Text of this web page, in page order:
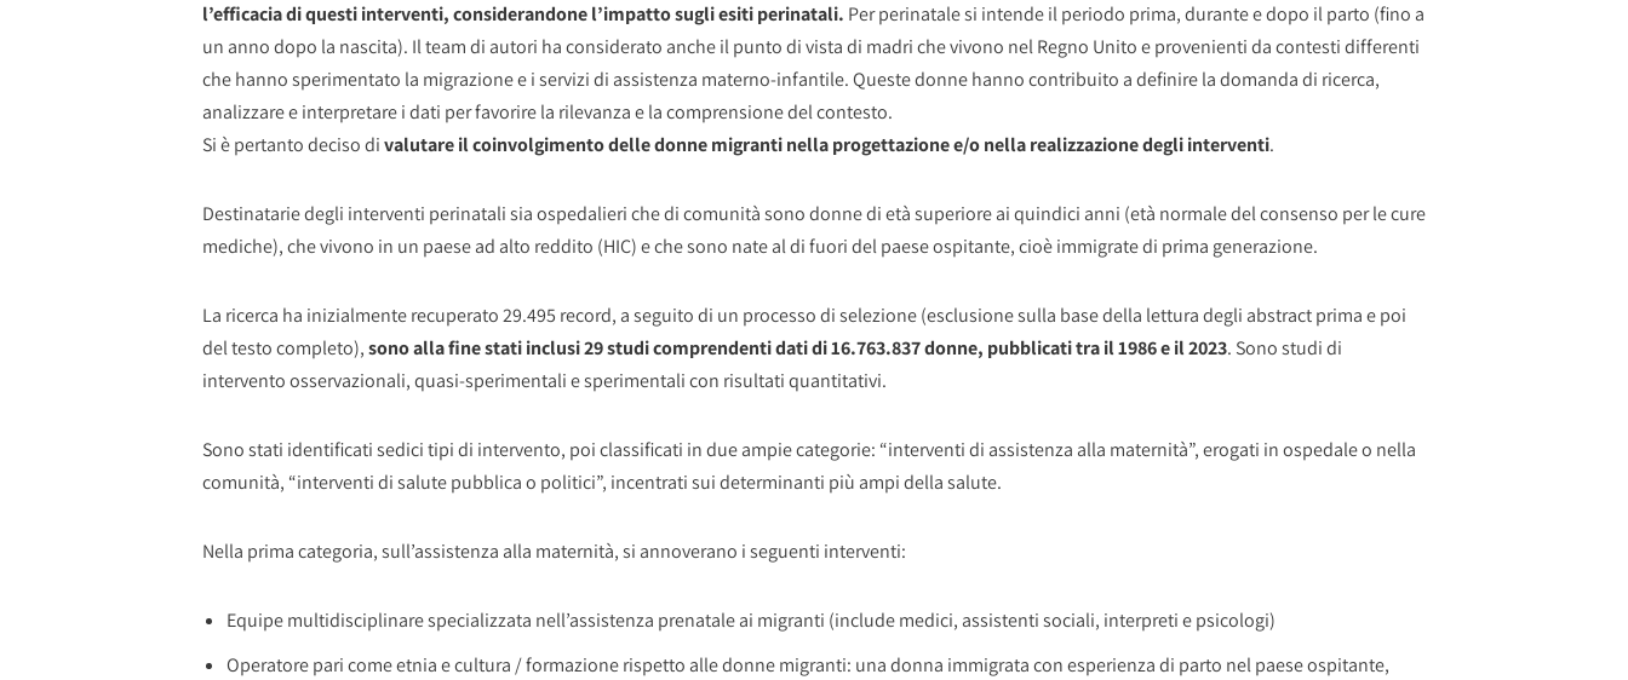
l’efficacia di questi interventi, considerandone l’impatto sugli esiti perinatali. Per perinatale si intende il periodo prima, durante e dopo il parto (fino a
un anno dopo la nascita). Il team di autori ha considerato anche il punto di vista di madri che vivono nel Regno Unito e provenienti da contesti differenti
che hanno sperimentato la migrazione e i servizi di assistenza materno-infantile. Queste donne hanno contribuito a definire la domanda di ricerca,
analizzare e interpretare i dati per favorire la rilevanza e la comprensione del contesto.
Si è pertanto deciso divalutare il coinvolgimento delle donne migranti nella progettazione e/o nella realizzazione degli interventi.
Destinatarie degli interventi perinatali sia ospedalieri che di comunità sono donne di età superiore ai quindici anni (età normale del consenso per le cure
mediche), che vivono in un paese ad alto reddito (HIC) e che sono nate al di fuori del paese ospitante, cioè immigrate di prima generazione.
La ricerca ha inizialmente recuperato 29.495 record, a seguito di un processo di selezione (esclusione sulla base della lettura degli abstract prima e poi
del testo completo),sono alla fine stati inclusi 29 studi comprendenti dati di 16.763.837 donne, pubblicati tra il 1986 e il 2023. Sono studi di
intervento osservazionali, quasi-sperimentali e sperimentali con risultati quantitativi.
Sono stati identificati sedici tipi di intervento, poi classificati in due ampie categorie: “interventi di assistenza alla maternità”, erogati in ospedale o nella
comunità, “interventi di salute pubblica o politici”, incentrati sui determinanti più ampi della salute.
Nella prima categoria, sull’assistenza alla maternità, si annoverano i seguenti interventi:
Equipe multidisciplinare specializzata nell’assistenza prenatale ai migranti (include medici, assistenti sociali, interpreti e psicologi)
Operatore pari come etnia e cultura / formazione rispetto alle donne migranti: una donna immigrata con esperienza di parto nel paese ospitante,